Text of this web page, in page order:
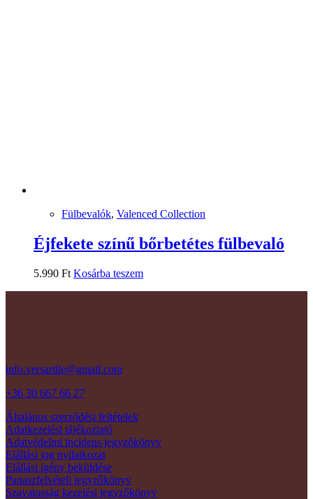
Fülbevalók, Valenced Collection
Éjfekete színű bőrbetétes fülbevaló
5.990 Ft Kosárba teszem
info.versartile@gmail.com
+36 30 667 66 27
Általános szerződési feltételek
Adatkezelési tájékoztató
Adatvédelmi incidens jegyzőkönyv
Elállási jog nyilatkozat
Elállási igény beküldése
Panaszfelvételi jegyzőkönyv
Szavatosság kezelési jegyzőkönyv